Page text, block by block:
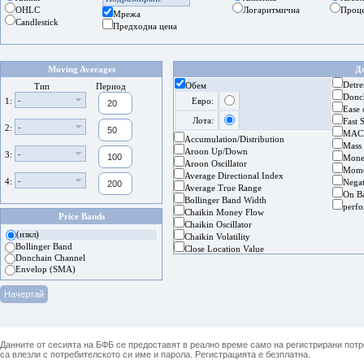
OHLC
Candlestick
Мрежа
Предходна цена
Логаритмична
Moving Averages
Тип
Период
1:
-
2: -
3: -
4: -
Price Bands
(изкл)
Bollinger Band
Donchain Channel
Envelop (SMA)
Обем
Евро:
Лота:
Accumulation/Distribution
Aroon Up/Down
Aroon Oscillator
Average Directional Index
Average True Range
Bollinger Band Width
Chaikin Money Flow
Chaikin Oscillator
Chaikin Volatility
Close Location Value
Ease
Fast
On
Данните от сесията на БФБ се предоставят в реално време само на регистрирани
са влезли с потребителското си име и парола. Регистрацията е безплатна.